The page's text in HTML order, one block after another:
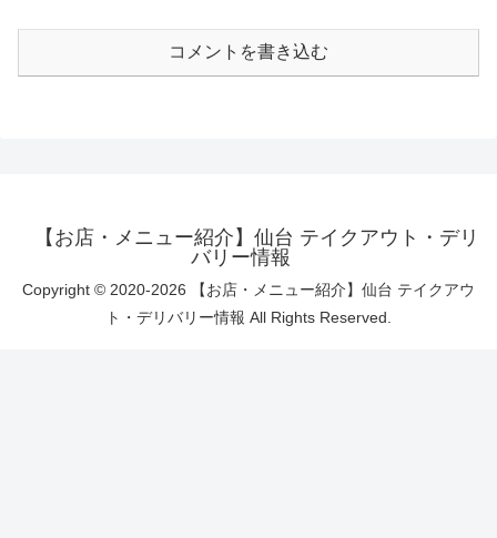
コメントを書き込む
【お店・メニュー紹介】仙台 テイクアウト・デリ
バリー情報
Copyright © 2020-2026 【お店・メニュー紹介】仙台 テイクアウ
ト・デリバリー情報 All Rights Reserved.